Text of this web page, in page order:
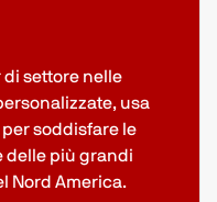
di settore nelle
usa
soddisfare le
delle più grandi
Nord America.